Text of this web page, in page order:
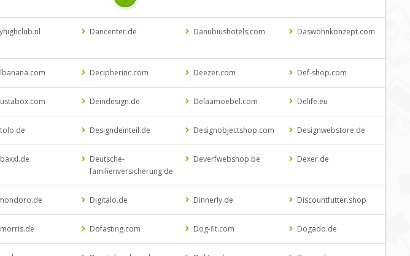
Dancenter.de Danubiushotels.com Daswohnkonzept.com
Decipherinc.com Deezer.com Def-shop.com
Deindesign.de Delaamoebel.com Delife.eu
Designdeinteil.de Designobjectshop.com Designwebstore.de
Deutsche-
familienversicherung.de
Deverfwebshop.be Dexer.de
Digitalo.de Dinnerly.de Discountfutter.shop
Dofasting.com Dog-fit.com Dogado.de